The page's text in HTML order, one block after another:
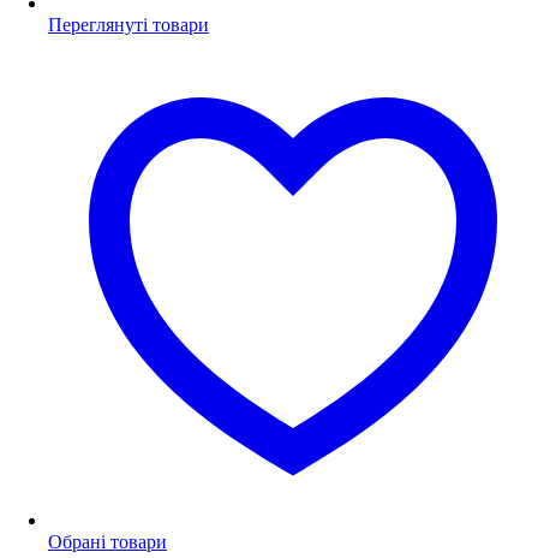
Переглянуті товари
Обрані товари